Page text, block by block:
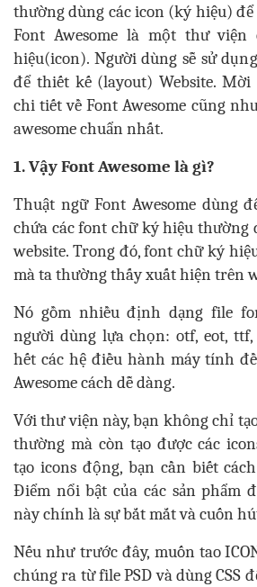
thường dùng các icon (ký hiệu) để
Font Awesome là một thư
hiệu(icon). Người dùng sễ sử
để thiết kế (layout) Website.
chi tiết về Font Awesome cũng
awesome chuẩn nhất.
1. Vậy Font Awesome là gì?
Thuật ngữ FontAwesome dùng
chứa các font chữ ký hiệu thường
website. Trong đó, font chữ ký
mà ta thường thấy xuất hiện trên
Nó gồm nhiều định dạng file
người dùng lựa chọn: otf, eot,
hết các hệ điều hành máy tính
Awesome cách dễ dàng.
Với thư viện này, bạn không chỉ
thường mà còn tạo được các
tạo icons động, bạn cần biết
Điểm nổi bật của các sản phẩm
này chính là sự bắt mắt và cuốn
Nếu như trước đây, muốn tao
chúng ra từ file PSD và dùng CSS